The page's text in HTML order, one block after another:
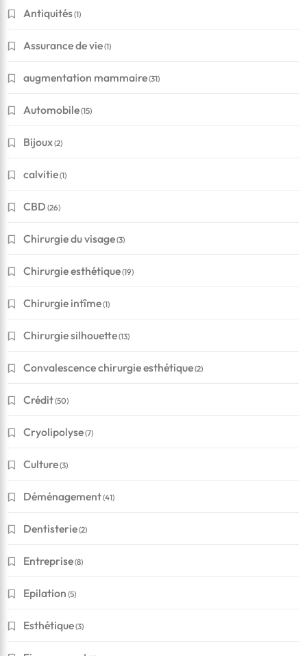
Antiquités(1)
Assurance de vie(1)
augmentation mammaire(31)
Automobile(15)
Bijoux(2)
calvitie(1)
CBD (26)
Chirurgie du visage(3)
Chirurgie esthétique(19)
Chirurgie intîme(1)
Chirurgie silhouette(13)
Convalescence chirurgie esthétique(2)
Crédit(50)
Cryolipolyse(7)
Culture(3)
Déménagement(41)
Dentisterie(2)
Entreprise(8)
Epilation (5)
Esthétique(3)